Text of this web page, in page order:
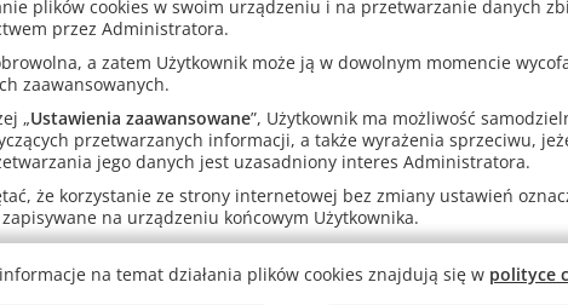
pobierz plik pdf
pobierz odpowiedzi
Czas na mapę!– Karta pracy Czas
plików cookies w swoim urządzeniu i na przetwarzanie danych
przez Administratora.
a zatem Użytkownik może ją w dowolnym momencie
zaawansowanych.
„Ustawienia zaawansowane”, Użytkownik ma możliwość
przetwarzanych informacji, a także wyrażenia sprzeciwu,
jego danych jest uzasadniony interes Administratora.
że korzystanie ze strony internetowej bez zmiany ustawień
na urządzeniu końcowym Użytkownika.
informacje na temat działania plików cookies znajdują się w polityce